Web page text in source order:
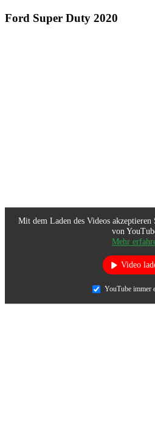
Ford Super Duty 2020
Mit dem Laden des Videos
von
Mehr
Video
YouTube immer